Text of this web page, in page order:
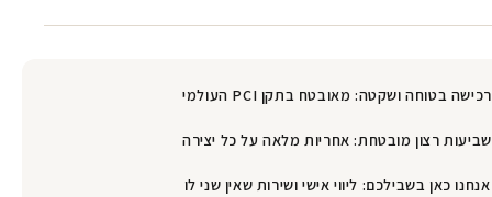
רכישה בטוחה ושקטה: מאובטח בתקן PCI העולמי
שביעות רצון מובטחת: אחריות מלאה על כל יצירה
אנחנו כאן בשבילכם: ליווי אישי ושירות שאין שני לו